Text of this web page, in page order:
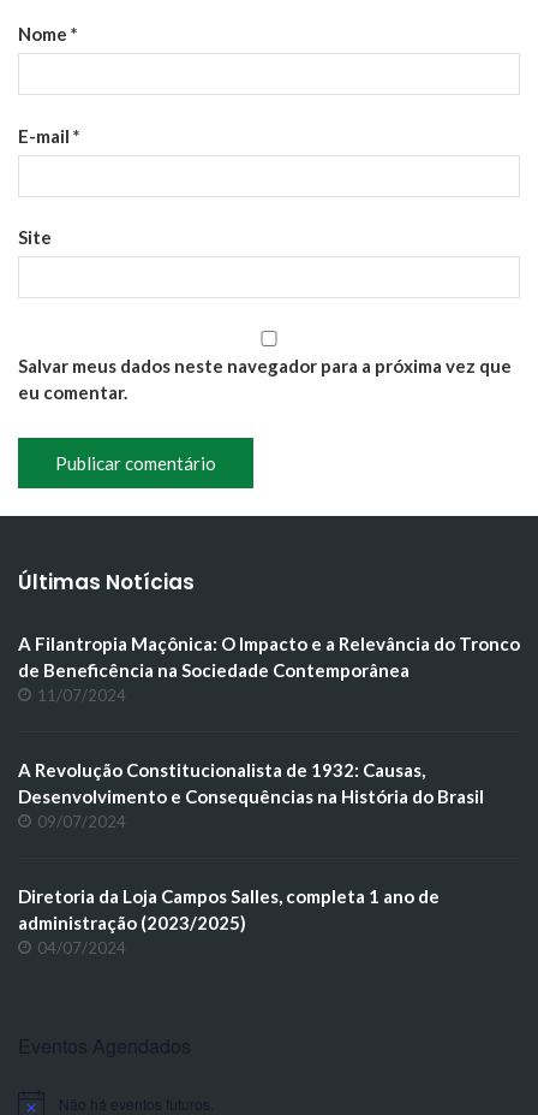
Nome *
E-mail *
Site
Salvar meus dados neste navegador para a próxima vez que
eu comentar.
Últimas Notícias
A Filantropia Maçônica: O Impacto e a Relevância do Tronco
de Beneficência na Sociedade Contemporânea
11/07/2024
A Revolução Constitucionalista de 1932: Causas,
Desenvolvimento e Consequências na História do Brasil
09/07/2024
Diretoria da Loja Campos Salles, completa 1 ano de
administração (2023/2025)
04/07/2024
Eventos Agendados
Notice Não há eventos futuros.